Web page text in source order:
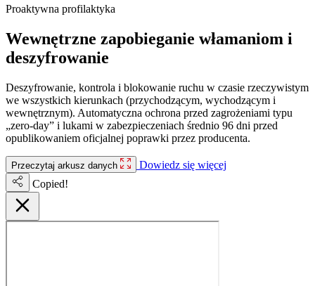
Proaktywna profilaktyka
Wewnętrzne zapobieganie włamaniom i
deszyfrowanie
Deszyfrowanie, kontrola i blokowanie ruchu w czasie rzeczywistym
we wszystkich kierunkach (przychodzącym, wychodzącym i
wewnętrznym). Automatyczna ochrona przed zagrożeniami typu
„zero-day” i lukami w zabezpieczeniach średnio 96 dni przed
opublikowaniem oficjalnej poprawki przez producenta.
Przeczytaj arkusz danych
Dowiedz się więcej
Copied!